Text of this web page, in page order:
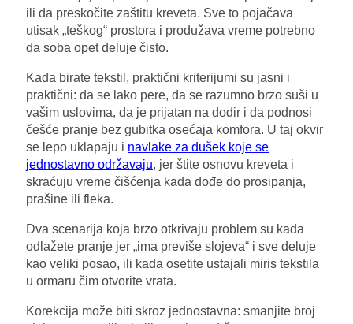
ili da preskočite zaštitu kreveta. Sve to pojačava
utisak „teškog“ prostora i produžava vreme potrebno
da soba opet deluje čisto.
Kada birate tekstil, praktični kriterijumi su jasni i
praktični: da se lako pere, da se razumno brzo suši u
vašim uslovima, da je prijatan na dodir i da podnosi
češće pranje bez gubitka osećaja komfora. U taj okvir
se lepo uklapaju i navlake za dušek koje se
jednostavno održavaju, jer štite osnovu kreveta i
skraćuju vreme čišćenja kada dođe do prosipanja,
prašine ili fleka.
Dva scenarija koja brzo otkrivaju problem su kada
odlažete pranje jer „ima previše slojeva“ i sve deluje
kao veliki posao, ili kada osetite ustajali miris tekstila
u ormaru čim otvorite vrata.
Korekcija može biti skroz jednostavna: smanjite broj